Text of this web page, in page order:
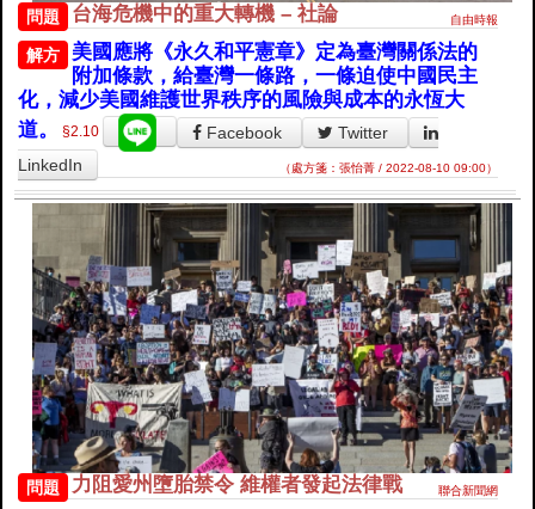
問題 台海危機中的重大轉機 – 社論 自由時報
解方
美國應將《永久和平憲章》定為臺灣關係法的
附加條款，給臺灣一條路，一條迫使中國民主
化，減少美國維護世界秩序的風險與成本的永恆大
道。
§2.10 Facebook
Twitter
LinkedIn
（處方箋：張怡菁 / 2022-08-10 09:00）
問題 力阻愛州墮胎禁令 維權者發起法律戰 聯合新聞網